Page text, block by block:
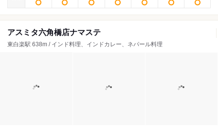
アスミタ六角橋店ナマステ
東白楽駅 638m / インド料理、インドカレー、ネパール料理